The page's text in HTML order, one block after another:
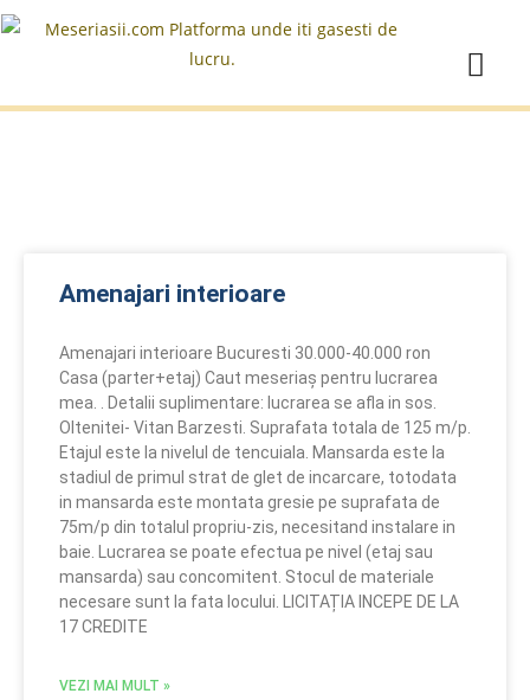
Amenajari interioare
Amenajari interioare Bucuresti 30.000-40.000 ron
Casa (parter+etaj) Caut meseriaș pentru lucrarea
mea. . Detalii suplimentare: lucrarea se afla in sos.
Oltenitei- Vitan Barzesti. Suprafata totala de 125 m/p.
Etajul este la nivelul de tencuiala. Mansarda este la
stadiul de primul strat de glet de incarcare, totodata
in mansarda este montata gresie pe suprafata de
75m/p din totalul propriu-zis, necesitand instalare in
baie. Lucrarea se poate efectua pe nivel (etaj sau
mansarda) sau concomitent. Stocul de materiale
necesare sunt la fata locului. LICITAȚIA INCEPE DE LA
17 CREDITE
VEZI MAI MULT »